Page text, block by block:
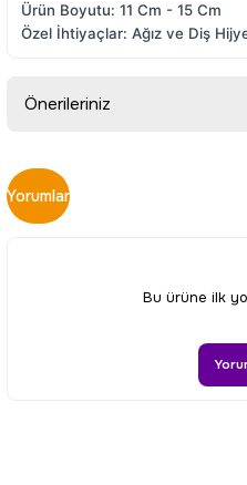
Ürün Boyutu: 11 Cm - 15 Cm
Özel İhtiyaçlar: Ağız ve Diş
Önerileriniz
Bu ürünün fiyat bilgisi, resim,
konularda yetersiz gördüğünüz
kullanarak tarafımıza
Ürün resmi kalitesiz, bozuk
Ürün bilgilerinde hatalar
Yorumlar
Bu ürüne ilk